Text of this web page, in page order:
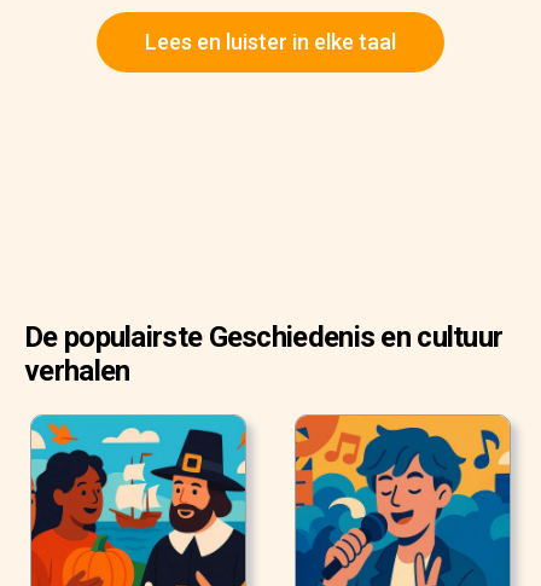
Lees en luister in elke taal
De populairste Geschiedenis en cultuur
verhalen